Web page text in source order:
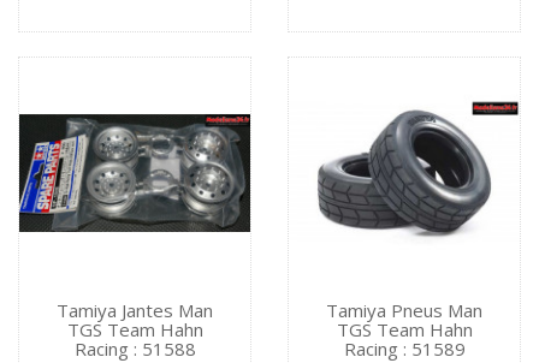
Tamiya Jantes Man
TGS Team Hahn
Racing : 51588
Tamiya Pneus Man
TGS Team Hahn
Racing : 51589